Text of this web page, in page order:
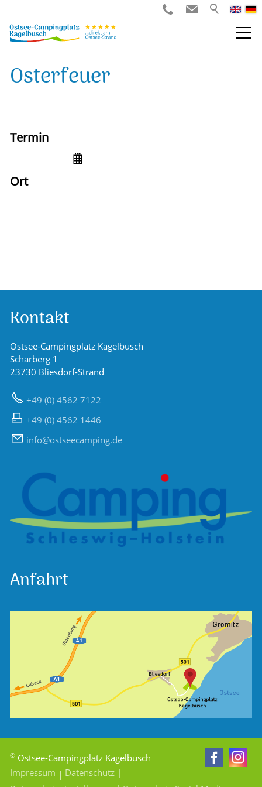
Osterfeuer
Termin
Ort
Kontakt
Ostsee-Campingplatz Kagelbusch
Scharberg 1
23730 Bliesdorf-Strand
+49 (0) 4562 7122
+49 (0) 4562 1446
nf
sts c mp ng d
Anfahrt
© Ostsee-Campingplatz Kagelbusch
Impressum | Datenschutz |